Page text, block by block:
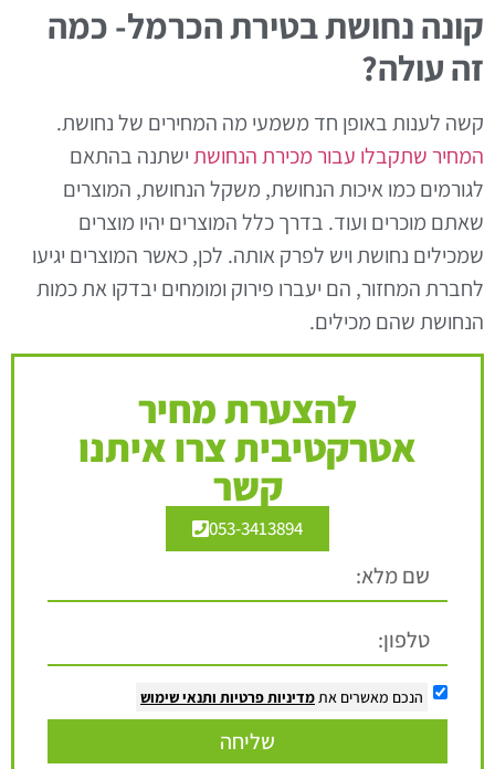
קונה נחושת בטירת הכרמל- כמה
זה עולה?
קשה לענות באופן חד משמעי מה המחירים של נחושת.
המחיר שתקבלו עבור מכירת הנחושתישתנה בהתאם
לגורמים כמו איכות הנחושת, משקל הנחושת, המוצרים
שאתם מוכרים ועוד. בדרך כלל המוצרים יהיו מוצרים
שמכילים נחושת ויש לפרק אותה. לכן, כאשר המוצרים יגיעו
לחברת המחזור, הם יעברו פירוק ומומחים יבדקו את כמות
הנחושת שהם מכילים.
להצערת מחיר
אטרקטיבית צרו איתנו
קשר
053-3413894
הנכם מאשרים את מדיניות פרטיות ותנאי שימוש
שליחה